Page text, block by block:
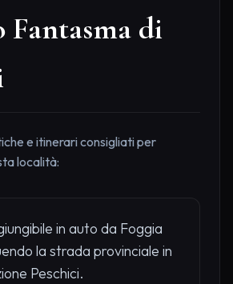
Fantasma di
e itinerari consigliati per
località:
in auto da Foggia
la strada provinciale in
Peschici.